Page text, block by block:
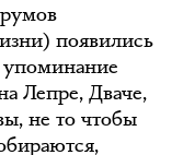
появились
упоминание
Лепре, Дваче,
не то чтобы